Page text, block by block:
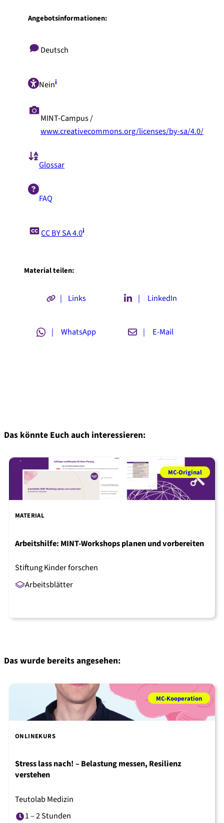
Angebotsinformationen:
Deutsch
Neini
MINT-Campus /
www.creativecommons.org/licenses/by-sa/4.0/
Glossar
FAQ
CC BY SA 4.0i
Material teilen:
| Links | LinkedIn
| WhatsApp | E-Mail
Das könnte Euch auch interessieren:
MC-Original
MATERIAL
Arbeitshilfe: MINT-Workshops planen und vorbereiten
Stiftung Kinder forschen
Arbeitsblätter
Das wurde bereits angesehen:
MC-Kooperation
ONLINEKURS
Stress lass nach! – Belastung messen, Resilienz
verstehen
Teutolab Medizin
1 – 2 Stunden